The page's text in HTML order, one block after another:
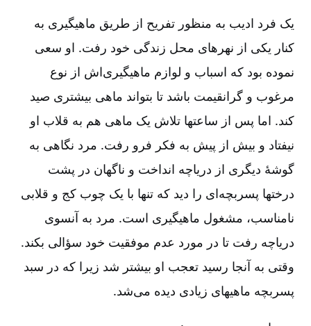
یک فرد ادیب به منظور تفریح از طریق ماهیگیری به
کنار یکی از نهرهای محل زندگی خود رفت‌. او سعی
نموده بود که اسباب و لوازم ماهیگیری‌اش از نوع
مرغوب و گرانقیمت باشد تا بتواند ماهی بیشتری صید
کند. اما پس از ساعتها تلاش یک ماهی هم به قلاب او
نیفتاد و بیش از پیش به فکر فرو رفت‌. مرد نگاهی به
گوشۀ دیگری از دریاچه انداخت و ناگهان در پشت
درختها پسربچه‌ای را دید که تنها با یک چوب کج و قلابی
نامناسب‌، مشغول ماهیگیری است‌. مرد به آنسوی
دریاچه رفت تا در مورد عدم موفقیت خود سؤالی بکند.
وقتی به آنجا رسید تعجب او بیشتر شد زیرا که در سبد
پسربچه ماهیهای زیادی دیده می‌شد.